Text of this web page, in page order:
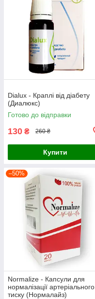
Dialux - Краплі від діабету
(Диалюкс)
Готово до відправки
130 ₴ 260 ₴
Купити
–50%
Normalize - Капсули для
нормалізації артеріального
тиску (Нормалайз)